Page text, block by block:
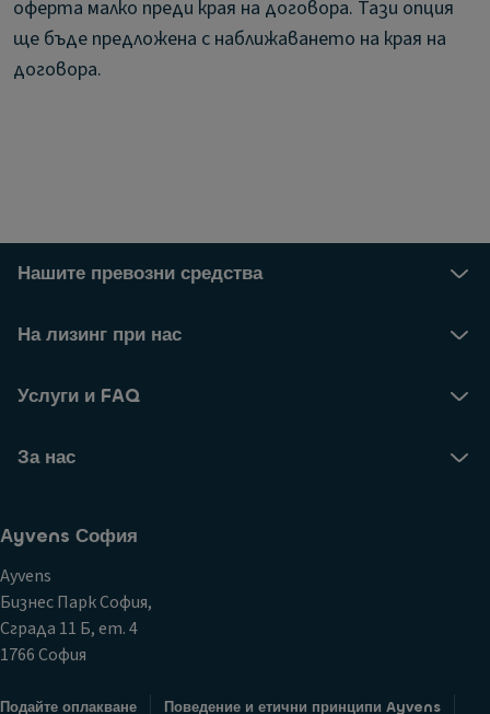
оферта малко преди края на договора. Тази опция
ще бъде предложена с наближаването на края на
договора.
Нашите превозни средства
На лизинг при нас
Услуги и FAQ
За нас
Аyvens София
Ayvens
Бизнес Парк София,
Сграда 11 Б, ет. 4
1766 София
Подайте оплакване
Поведение и етични принципи Ayvens